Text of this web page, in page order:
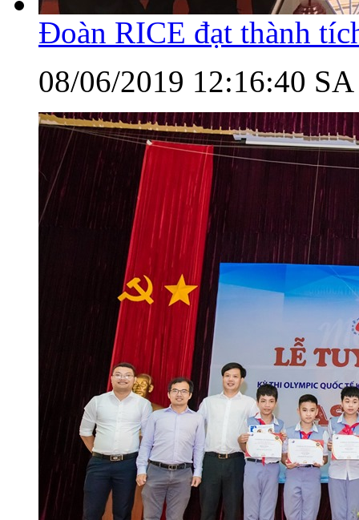
Đoàn RICE đạt thành
08/06/2019 12:16:40 SA